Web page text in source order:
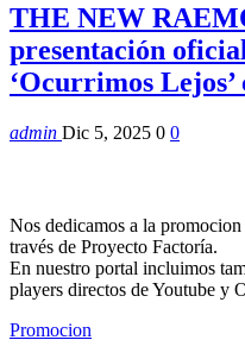
THE NEW
presentación
‘Ocurrimos
admin Dic 5, 2025 0 0
Nos dedicamos a la
través de Proyecto Factoría.
En nuestro portal incluimos
players directos de Youtube y
Promocion